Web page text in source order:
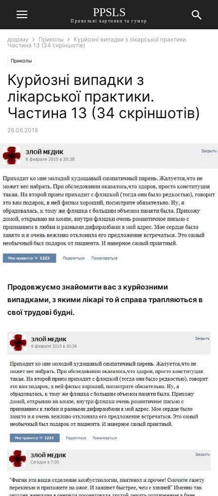
PPSLS
Прикольні картинки та гумор
додому Приколы
Курйозні випадки з лікарської практики.
Частина 13 (34 скріншотів)
Приколы
Курйозні випадки з
лікарської практики.
Частина 13 (34 скріншотів)
28.06.2018
Продовжуємо знайомити вас з курйозними
випадками, з якими лікарі то й справа трапляються в
свої трудові будні.